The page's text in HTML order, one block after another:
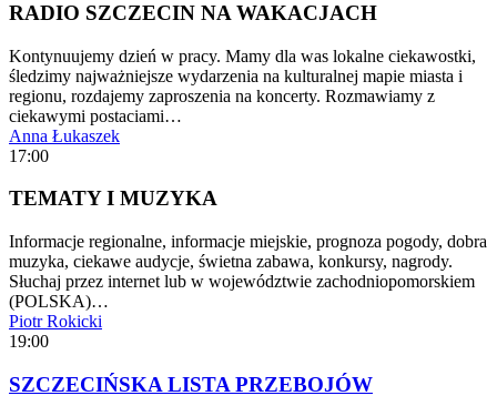
RADIO SZCZECIN NA WAKACJACH
Kontynuujemy dzień w pracy. Mamy dla was lokalne ciekawostki,
śledzimy najważniejsze wydarzenia na kulturalnej mapie miasta i
regionu, rozdajemy zaproszenia na koncerty. Rozmawiamy z
ciekawymi postaciami…
Anna Łukaszek
17:00
TEMATY I MUZYKA
Informacje regionalne, informacje miejskie, prognoza pogody, dobra
muzyka, ciekawe audycje, świetna zabawa, konkursy, nagrody.
Słuchaj przez internet lub w województwie zachodniopomorskiem
(POLSKA)…
Piotr Rokicki
19:00
SZCZECIŃSKA LISTA PRZEBOJÓW